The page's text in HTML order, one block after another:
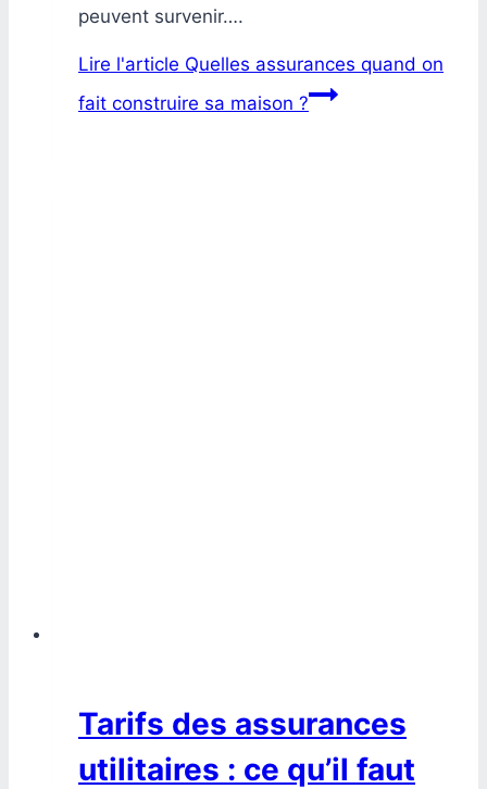
peuvent survenir….
Lire l'article Quelles assurances quand on
fait construire sa maison ?
Tarifs des assurances
utilitaires : ce qu’il faut